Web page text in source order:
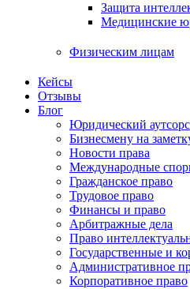
Защита
Медицинские
Физическим лицам
Кейсы
Отзывы
Блог
Юридический
Бизнесмену на
Новости права
Международные
Гражданское право
Трудовое право
Финансы и право
Арбитражные дела
Право
Государственные и
Административное
Корпоративное право